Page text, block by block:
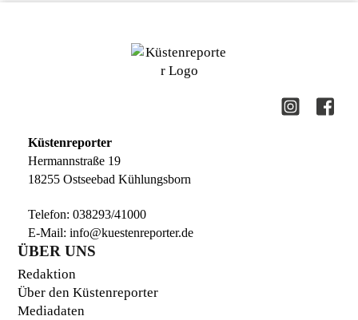
Küstenreporter
Hermannstraße 19
18255 Ostseebad Kühlungsborn
Telefon:038293/41000
E-Mail:info@kuestenreporter.de
ÜBER UNS
Redaktion
Über den Küstenreporter
Mediadaten